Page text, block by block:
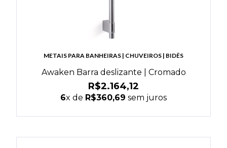
METAIS PARA BANHEIRAS | CHUVEIROS | BIDÊS
Awaken Barra deslizante | Cromado
R$2.164,12
6x de R$360,69 sem juros